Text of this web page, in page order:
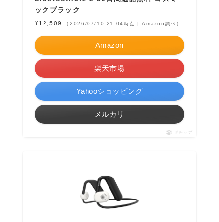
ックブラック
¥12,509 （2026/07/10 21:04時点 | Amazon調べ）
Amazon
楽天市場
Yahooショッピング
メルカリ
ポチップ